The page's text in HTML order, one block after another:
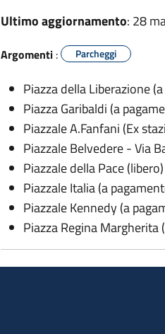
Ultimo aggiornamento: 28
Argomenti : Parcheggi
Piazza della Liberazione
Piazza Garibaldi (a
Piazzale A.Fanfani
Piazzale Belvedere -
Piazzale della Pace
Piazzale Italia (a
Piazzale Kennedy (a
Piazza Regina